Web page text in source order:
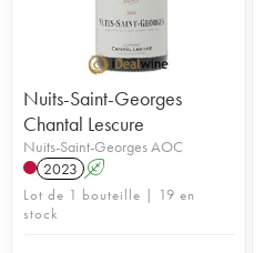
Nuits-Saint-Georges
Chantal Lescure
Nuits-Saint-Georges AOC
2023 A
Lot de 1 bouteille | 19 en
stock